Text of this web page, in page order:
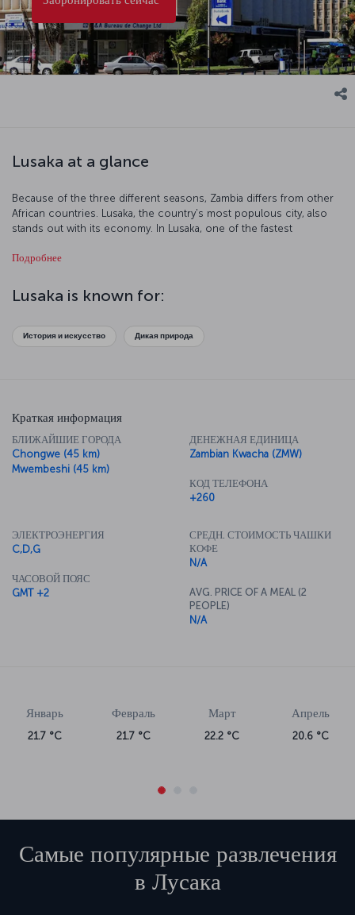
Lusaka at a glance
Because of the three different seasons, Zambia differs from other
African countries. Lusaka, the country's most populous city, also
stands out with its economy. In Lusaka, one of the fastest
synthesis with traditional African culture.
Подробнее
Lusaka is known for:
История и искусство Дикая природа
Краткая информация
БЛИЖАЙШИЕ ГОРОДА
Chongwe (45 km)
Mwembeshi (45 km)
ДЕНЕЖНАЯ ЕДИНИЦА
Zambian Kwacha (ZMW)
КОД ТЕЛЕФОНА
+260
ЭЛЕКТРОЭНЕРГИЯ
C,D,G
ЧАСОВОЙ ПОЯС
GMT +2
СРЕДН. СТОИМОСТЬ ЧАШКИ
КОФЕ
N/A
AVG. PRICE OF A MEAL (2
PEOPLE)
N/A
Январь
21.7 °C
Февраль
21.7 °C
Март
22.2 °C
Апрель
20.6 °C
Самые популярные развлечения
в Лусака